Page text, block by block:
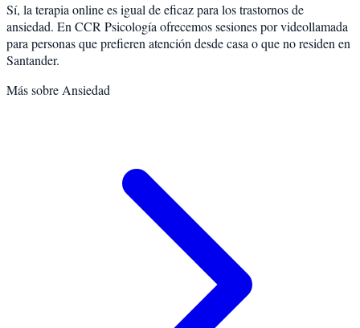
Sí, la terapia online es igual de eficaz para los trastornos de
ansiedad. En CCR Psicología ofrecemos sesiones por videollamada
para personas que prefieren atención desde casa o que no residen en
Santander.
Más sobre Ansiedad